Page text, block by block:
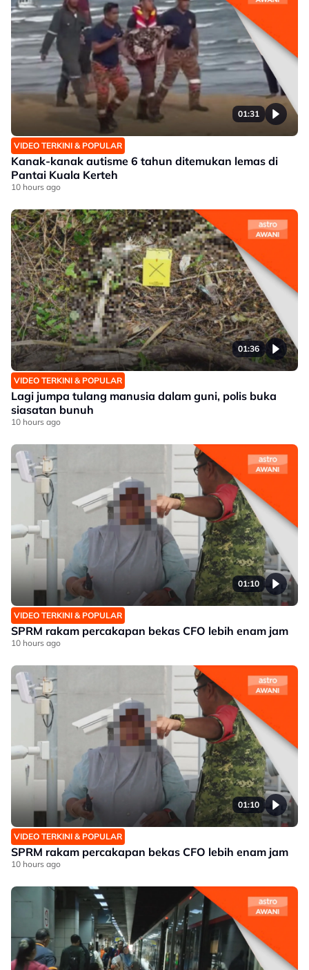
01:31
VIDEO TERKINI & POPULAR
Kanak-kanak autisme 6 tahun ditemukan lemas di
Pantai Kuala Kerteh
10 hours ago
01:36
VIDEO TERKINI & POPULAR
Lagi jumpa tulang manusia dalam guni, polis buka
siasatan bunuh
10 hours ago
01:10
VIDEO TERKINI & POPULAR
SPRM rakam percakapan bekas CFO lebih enam jam
10 hours ago
01:10
VIDEO TERKINI & POPULAR
SPRM rakam percakapan bekas CFO lebih enam jam
10 hours ago